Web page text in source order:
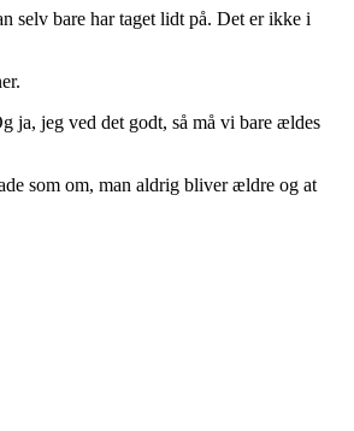
selv bare har taget lidt på. Det er ikke i
ja, jeg ved det godt, så må vi bare ældes
som om, man aldrig bliver ældre og at